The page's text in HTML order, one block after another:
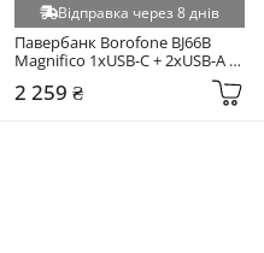
Відправка через 8 днів
Павербанк Borofone BJ66B
Magnifico 1xUSB-C + 2xUSB-A
2 259 ₴